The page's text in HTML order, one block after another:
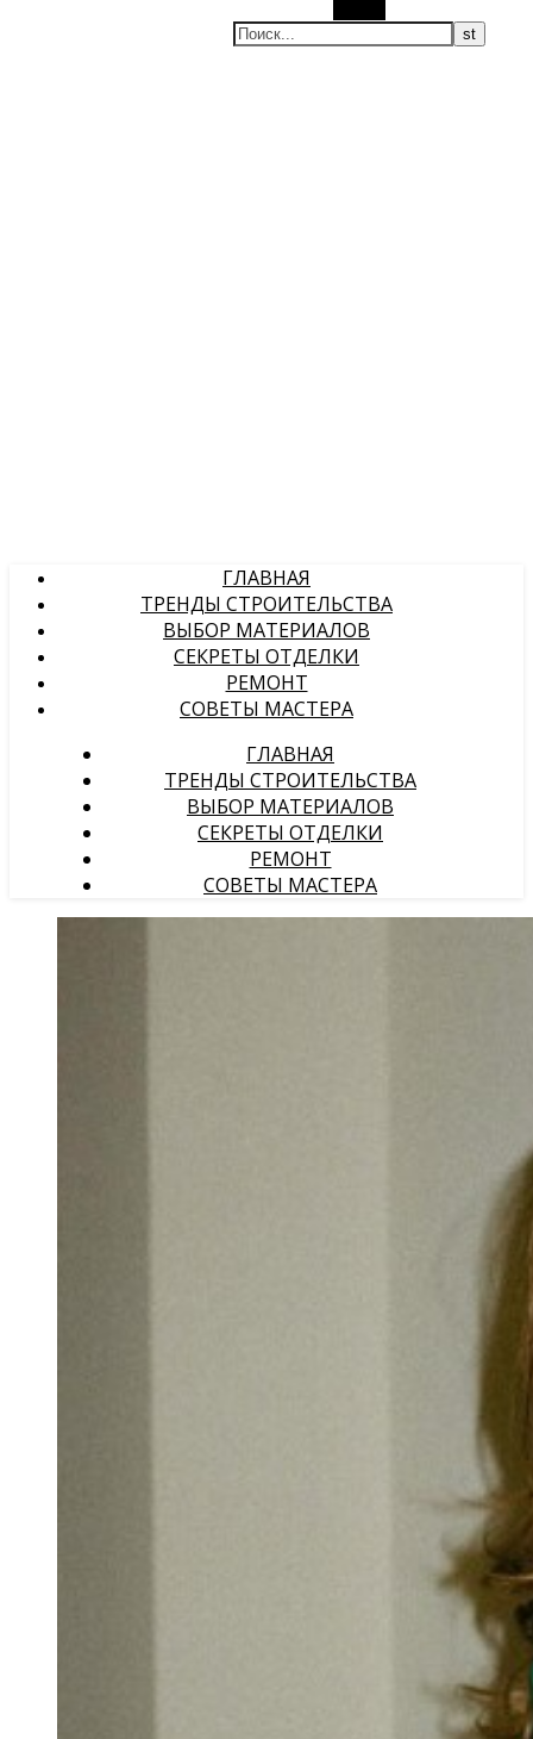
ГЛАВНАЯ
ТРЕНДЫ СТРОИТЕЛЬСТВА
ВЫБОР МАТЕРИАЛОВ
СЕКРЕТЫ ОТДЕЛКИ
РЕМОНТ
СОВЕТЫ МАСТЕРА
ГЛАВНАЯ
ТРЕНДЫ СТРОИТЕЛЬСТВА
ВЫБОР МАТЕРИАЛОВ
СЕКРЕТЫ ОТДЕЛКИ
РЕМОНТ
СОВЕТЫ МАСТЕРА